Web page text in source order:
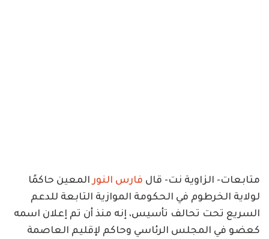
متابعات- الزاوية نت- قال فارس النورالمعين حاكمًا
لولاية الخرطوم في الحكومة الموازية التابعة للدعم
السريع تحت تحالف تأسيس، إنه منذ أن تم إعلان اسمه
كعضو في المجلس الرئاسي وحاكم لإقليم العاصمة